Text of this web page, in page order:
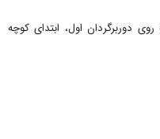
دوربرگردان اول، ابتدای کوچه